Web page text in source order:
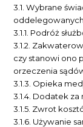
3.1. Wybrane
oddelegowanych
3.1.1. Podróż
3.1.2. Z
czy stanowi ono
orzeczenia
3.1.3. Opieka
3.1.4. Dodatek za
3.1.5. Zwrot
3.1.6. Używanie